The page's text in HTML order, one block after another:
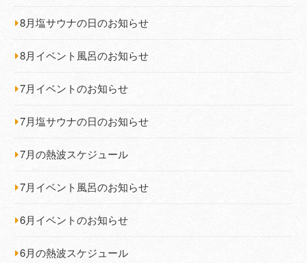
8月塩サウナの日のお知らせ
8月イベント風呂のお知らせ
7月イベントのお知らせ
7月塩サウナの日のお知らせ
7月の熱波スケジュール
7月イベント風呂のお知らせ
6月イベントのお知らせ
6月の熱波スケジュール